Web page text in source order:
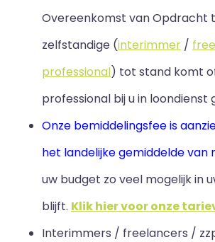
Overeenkomst van Opdracht
zelfstandige (interimmer /
professional) tot stand komt
professional bij u in loondienst
Onze bemiddelingsfee is
het landelijke gemiddelde van
uw budget zo veel mogelijk in
blijft. Klik hier voor onze
Interimmers / freelancers /